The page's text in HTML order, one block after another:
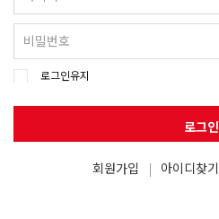
로그인유지
로그인
회원가입 아이디찾기